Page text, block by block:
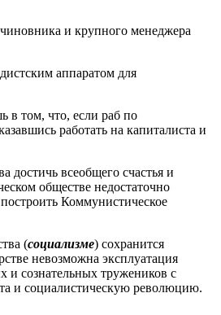
и крупного менеджера
аппаратом для
в том, что, если раб по
работать на капиталиста и
достичь всеобщего счастья и
обществе недостаточно
Коммунистическое
(социализме) сохранится
невозможна эксплуатация
и сознательных тружеников с
и социалистическую революцию.